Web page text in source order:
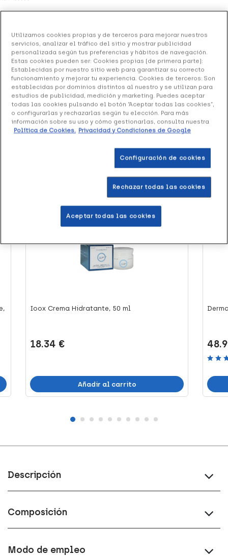
Hidratante, 50 ml
37.66 €
Sin stock
+ 75 puntosHealthies
Alcedina Crema Hidratantedel Balneario de Alceda,
hidrata y protege la piel.
Formato de 50 ml.
Productos similares
+37 puntos
Ioox Crema Hidratante, 50 ml
18.34 €
Añadir al carrito
Descripción
Composición
Modo de empleo
Utilizamos cookies propias y de terceros para mejorar nuestros
servicios, analizar el tráfico del sitio y mostrar publicidad
personalizada según tus preferencias y hábitos de navegación.
Estas cookies pueden ser: Cookies propias (de primera parte):
Establecidas por nuestro sitio web para garantizar su correcto
funcionamiento y mejorar tu experiencia. Cookies de terceros: Son
establecidas por dominios distintos al nuestro y se utilizan para
estudios de publicidad, medición y marketing. Puedes aceptar
todas las cookies pulsando el botón “Aceptar todas las cookies”,
o configurarlas y rechazarlas según tu elección. Para más
información sobre su uso y cómo gestionarlas, consulta nuestra
Política de Cookies. Privacidad y Condiciones de Google
Configuración de cookies
Rechazar todas las cookies
Aceptar todas las cookies